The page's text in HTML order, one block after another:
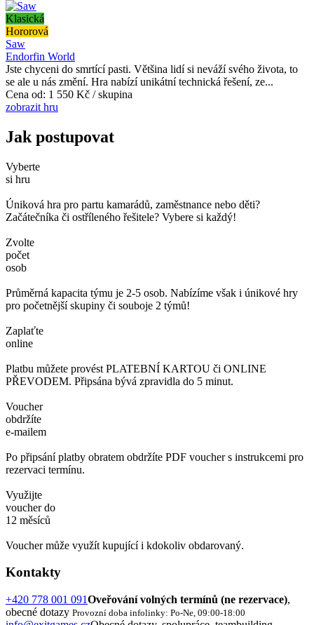
Klasická
Hororová
Saw
Endorfin World
Jste chyceni do smrtící pasti. Většina lidí si neváží svého života, to
se ale u nás změní. Hra nabízí unikátní technická řešení, ze...
Cena od: 1 550 Kč / skupina
zobrazit hru
Jak postupovat
Vyberte
si hru
Úniková hra pro partu kamarádů, zaměstnance nebo děti?
Začátečníka či ostříleného řešitele? Vybere si každý!
Zvolte
počet
osob
Průměrná kapacita týmu je 2-5 osob. Nabízíme však i únikové hry
pro početnější skupiny či souboje 2 týmů!
Zaplaťte
online
Platbu můžete provést PLATEBNÍ KARTOU či ONLINE
PŘEVODEM. Připsána bývá zpravidla do 5 minut.
Voucher
obdržíte
e-mailem
Po připsání platby obratem obdržíte PDF voucher s instrukcemi pro
rezervaci termínu.
Využijte
voucher do
12 měsíců
Voucher může využít kupující i kdokoliv obdarovaný.
Kontakty
+420 778 001 091Oveřování volných termínů (ne rezervace),
obecné dotazy Provozní doba infolinky: Po-Ne, 09:00-18:00